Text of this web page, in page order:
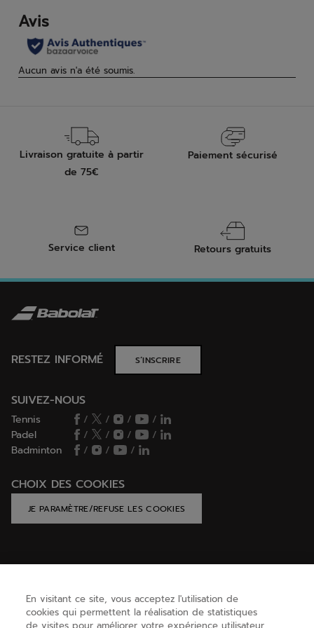
Livraison gratuite à partir
de 75€
Paiement sécurisé
Service client Retours gratuits
RESTEZ INFORMÉ S’INSCRIRE
SUIVEZ-NOUS
Tennis / / /
/
Padel
/ / /
/
Badminton
/ / /
CHOIX DES COOKIES
JE PARAMÈTRE/REFUSE LES COOKIES
BESOIN D'AIDE ?
En visitant ce site, vous acceptez l'utilisation de
cookies qui permettent la réalisation de statistiques